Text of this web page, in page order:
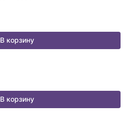
В корзину
В корзину